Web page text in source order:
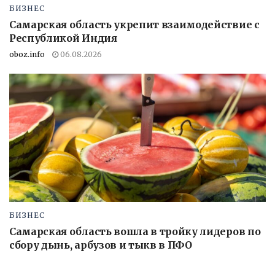
БИЗНЕС
Самарская область укрепит взаимодействие с
Республикой Индия
oboz.info 06.08.2026
БИЗНЕС
Самарская область вошла в тройку лидеров по
сбору дынь, арбузов и тыкв в ПФО